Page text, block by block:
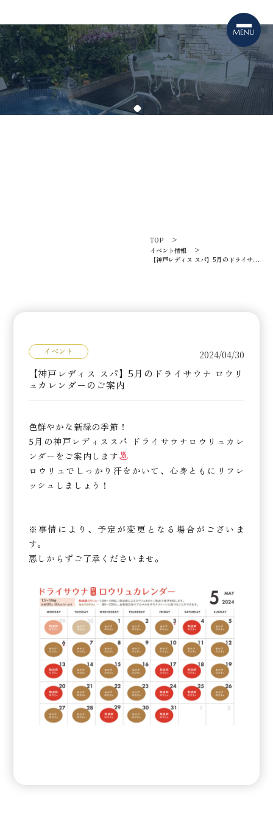
TOP
イベント情報
【神戸レディス スパ】5月のドライサウ
イベント 2024/04/30
【神戸レディス スパ】5月のドライサウナ ロウリ
ュカレンダーのご案内
色鮮やかな新緑の季節！
5月の神戸レディススパ ドライサウナロウリュカレ
ンダーをご案内します
ロウリュでしっかり汗をかいて、心身ともにリフレ
ッシュしましょう！
※事情により、予定が変更となる場合がございま
す。
悪しからずご了承くださいませ。